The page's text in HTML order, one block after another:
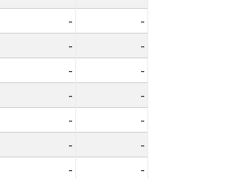
-
-
-
-
-
-
-
-
-
-
-
-
-
-